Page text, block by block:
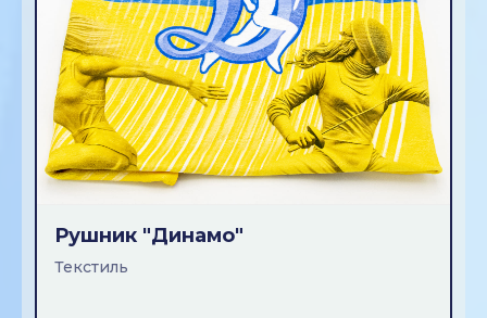
Рушник "Динамо"
Текстиль